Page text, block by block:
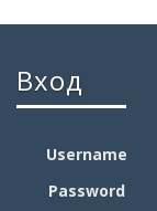
Вход
Username
Password